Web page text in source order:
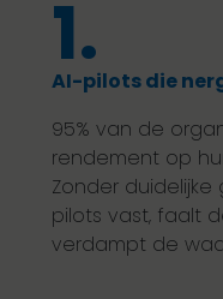
1.
AI-pilots die
95% van de
rendement op
Zonder
pilots vast, faalt
verdampt de